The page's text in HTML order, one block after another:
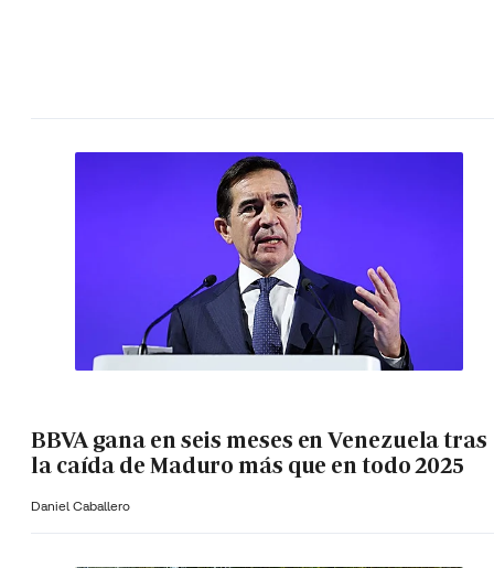
BBVA gana en seis meses en Venezuela tras
la caída de Maduro más que en todo 2025
Daniel Caballero